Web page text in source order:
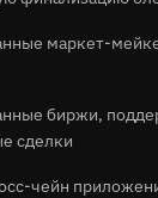
маркет-
биржи,
сделки
чейн